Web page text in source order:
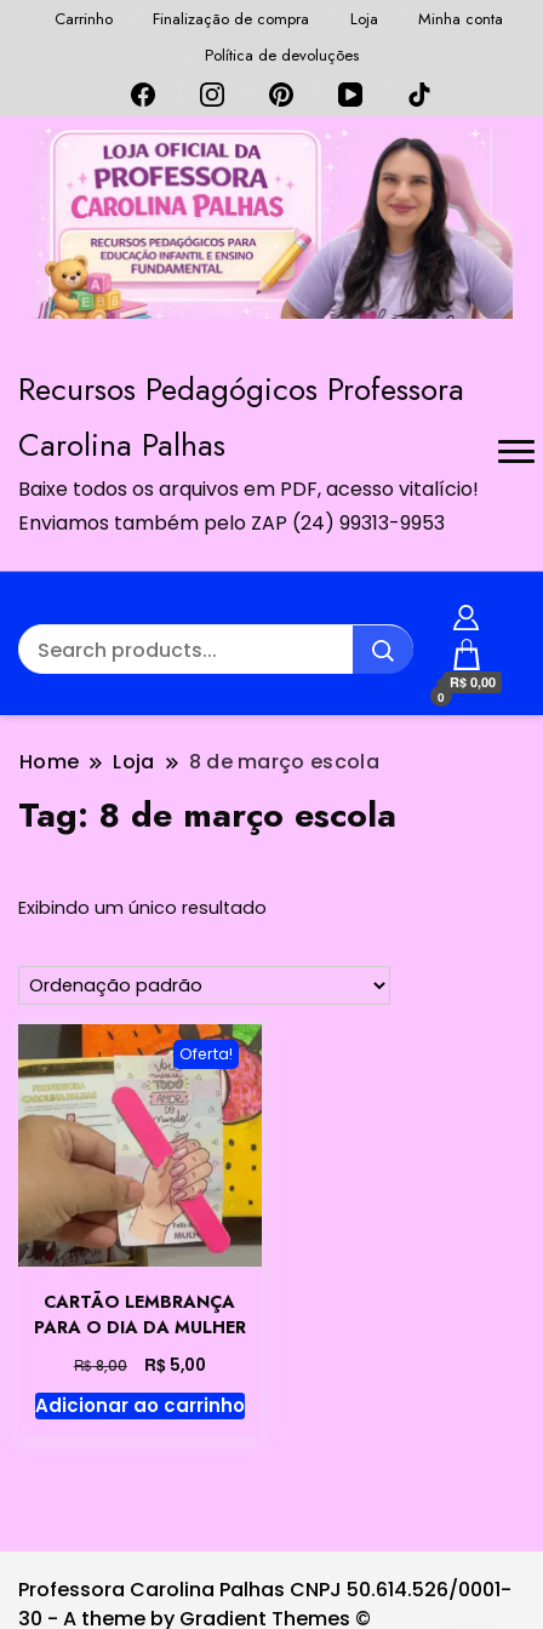
Carrinho Finalização de compra Loja
Minha conta
Política de devoluções
Recursos Pedagógicos Professora
Carolina Palhas
Baixe todos os arquivos em PDF, acesso vitalício!
Enviamos também pelo ZAP (24) 99313-9953
0
R$ 0,00
Home Loja 8 de março escola
Tag: 8 de março escola
Exibindo um único resultado
Oferta!
CARTÃO LEMBRANÇA
PARA O DIA DA MULHER
R$8,00
preço
original
R$5,00O
preço
atual
Adicionar ao carrinho
Professora Carolina Palhas CNPJ 50.614.526/0001-
30 - A theme by Gradient Themes ©